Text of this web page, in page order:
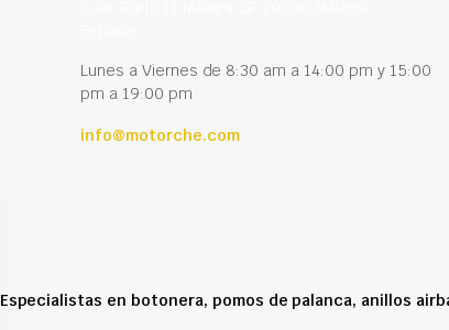
Lunes a Viernes de 8:30 am a 14:00 pm y 15:00
pm a 19:00 pm
info@motorche.com
Especialistas en botonera, pomos de palanca, anillos